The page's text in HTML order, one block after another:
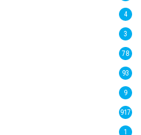
4
3
78
93
9
917
1